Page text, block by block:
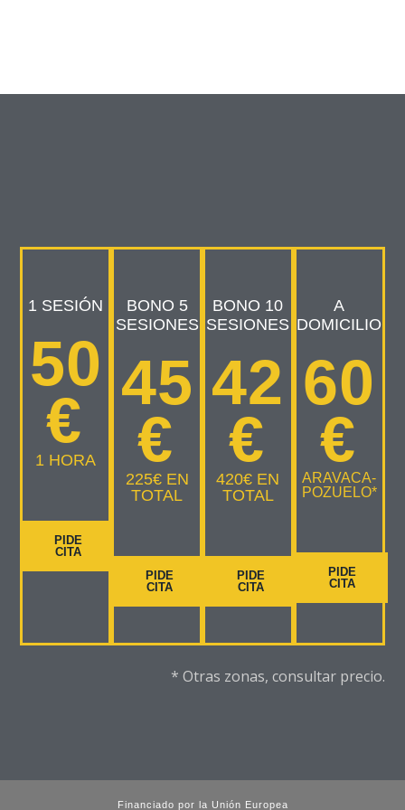
1 SESIÓN
50
€
1 HORA
PIDE
CITA
BONO 5
SESIONES
45
€
225€ EN
TOTAL
PIDE
CITA
BONO 10
SESIONES
42
€
420€ EN
TOTAL
PIDE
CITA
A
DOMICILIO
60
€
ARAVACA-
POZUELO*
PIDE
CITA
* Otras zonas, consultar precio.
Financiado por la Unión Europea